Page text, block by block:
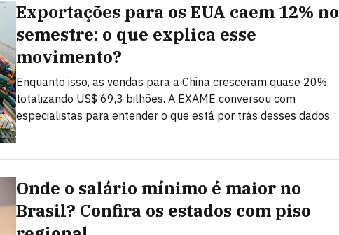
Exportações para os EUA caem 12% no
semestre: o que explica esse
movimento?
Enquanto isso, as vendas para a China cresceram quase 20%,
totalizando US$ 69,3 bilhões. A EXAME conversou com
especialistas para entender o que está por trás desses dados
Onde o salário mínimo é maior no
Brasil? Confira os estados com piso